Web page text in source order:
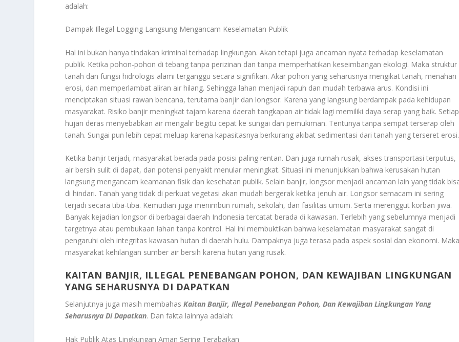
adalah:
Dampak Illegal Logging Langsung Mengancam Keselamatan Publik
Hal ini bukan hanya tindakan kriminal terhadap lingkungan. Akan tetapi juga ancaman nyata terhadap keselamatan
publik. Ketika pohon-pohon di tebang tanpa perizinan dan tanpa memperhatikan keseimbangan ekologi. Maka struktur
tanah dan fungsi hidrologis alami terganggu secara signifikan. Akar pohon yang seharusnya mengikat tanah, menahan
erosi, dan memperlambat aliran air hilang. Sehingga lahan menjadi rapuh dan mudah terbawa arus. Kondisi ini
menciptakan situasi rawan bencana, terutama banjir dan longsor. Karena yang langsung berdampak pada kehidupan
masyarakat. Risiko banjir meningkat tajam karena daerah tangkapan air tidak lagi memiliki daya serap yang baik. Setiap
hujan deras menyebabkan air mengalir begitu cepat ke sungai dan pemukiman. Tentunya tanpa sempat terserap oleh
tanah. Sungai pun lebih cepat meluap karena kapasitasnya berkurang akibat sedimentasi dari tanah yang terseret erosi.
Ketika banjir terjadi, masyarakat berada pada posisi paling rentan. Dan juga rumah rusak, akses transportasi terputus,
air bersih sulit di dapat, dan potensi penyakit menular meningkat. Situasi ini menunjukkan bahwa kerusakan hutan
langsung mengancam keamanan fisik dan kesehatan publik. Selain banjir, longsor menjadi ancaman lain yang tidak
di hindari. Tanah yang tidak di perkuat vegetasi akan mudah bergerak ketika jenuh air. Longsor semacam ini sering
terjadi secara tiba-tiba. Kemudian juga menimbun rumah, sekolah, dan fasilitas umum. Serta merenggut korban jiwa.
Banyak kejadian longsor di berbagai daerah Indonesia tercatat berada di kawasan. Terlebih yang sebelumnya menjadi
targetnya atau pembukaan lahan tanpa kontrol. Hal ini membuktikan bahwa keselamatan masyarakat sangat di
pengaruhi oleh integritas kawasan hutan di daerah hulu. Dampaknya juga terasa pada aspek sosial dan ekonomi.
masyarakat kehilangan sumber air bersih karena hutan yang rusak.
KAITAN BANJIR, ILLEGAL PENEBANGAN POHON, DAN KEWAJIBAN LINGKUNGAN
YANG SEHARUSNYA DI DAPATKAN
Selanjutnya juga masih membahasKaitan Banjir, Illegal Penebangan Pohon, Dan Kewajiban Lingkungan Yang
Seharusnya Di Dapatkan. Dan fakta lainnya adalah:
Hak Publik Atas Lingkungan Aman Sering Terabaikan